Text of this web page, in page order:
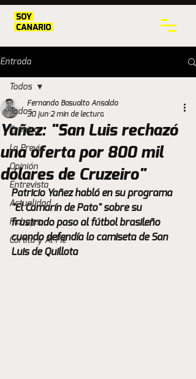
Entrada
Todos
Crónica
La Previa
Opinión
Entrevista
Actualidad
Fichajes
Cortita y Al Pie
Todos
Yañez: "San Luis rechazó
una oferta por 800 mil
dólares de Cruzeiro"
Fernando Basualto Ansaldo
30 jun 2 min de lectura
Patricio Yañez habló en su programa
"El Camarín de Pato" sobre su
frustrado paso al fútbol brasileño
cuando defendía lo camiseta de San
Luis de Quillota